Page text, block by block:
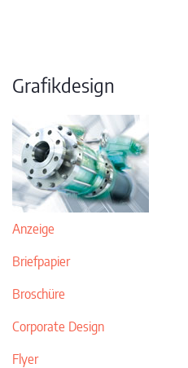
Grafikdesign
Anzeige
Briefpapier
Broschüre
Corporate Design
Flyer